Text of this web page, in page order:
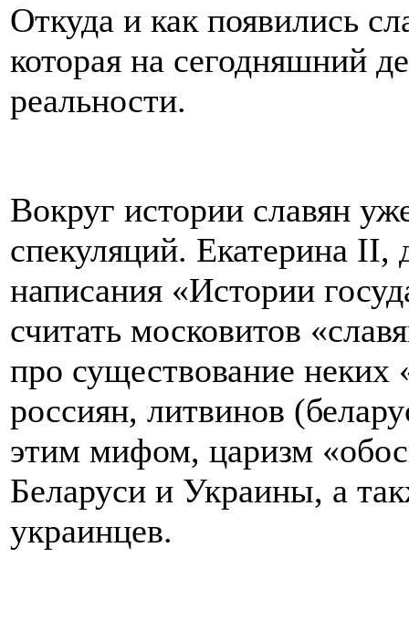
Откуда и как появились
которая на сегодняшний
реальности.
Вокруг истории славян
спекуляций. Екатерина II,
написания «Истории
считать московитов
про существование неких
россиян, литвинов
этим мифом, царизм
Беларуси и Украины, а
украинцев.